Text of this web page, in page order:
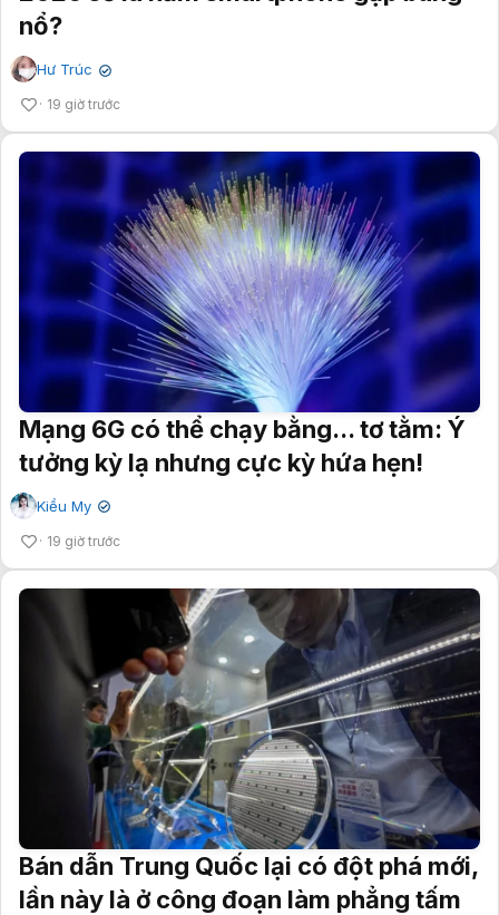
nổ?
Hư Trúc ✔
19 giờ trước
Mạng 6G có thể chạy bằng... tơ tằm: Ý
tưởng kỳ lạ nhưng cực kỳ hứa hẹn!
Kiều My ✔
19 giờ trước
Bán dẫn Trung Quốc lại có đột phá mới,
lần này là ở công đoạn làm phẳng tấm